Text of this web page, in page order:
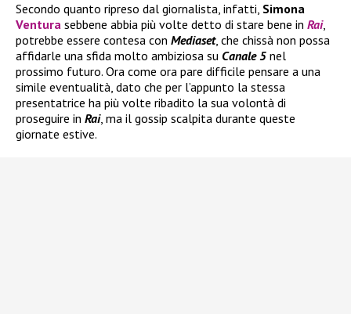
Secondo quanto ripreso dal giornalista, infatti, Simona
Ventura sebbene abbia più volte detto di stare bene in Rai,
potrebbe essere contesa con Mediaset, che chissà non possa
affidarle una sfida molto ambiziosa su Canale 5 nel
prossimo futuro. Ora come ora pare difficile pensare a una
simile eventualità, dato che per l’appunto la stessa
presentatrice ha più volte ribadito la sua volontà di
proseguire in Rai, ma il gossip scalpita durante queste
giornate estive.